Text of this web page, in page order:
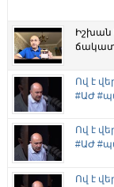
Իշխան
Ով է
#ԱԺ
Ով է
#ԱԺ
Ով է